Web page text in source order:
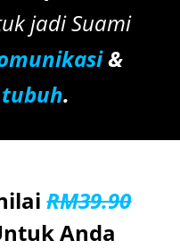
jadi Suami
&
.
RM39.90
Anda